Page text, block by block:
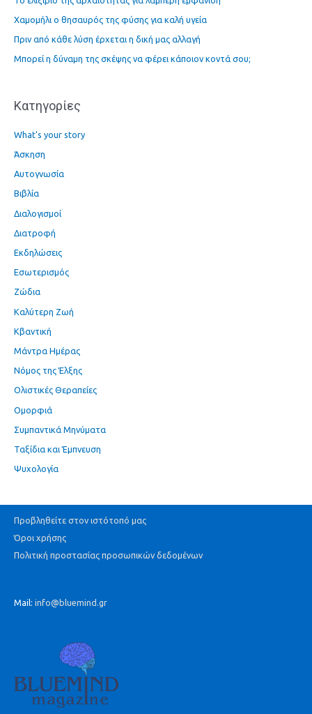
η
σ
η
γ
:
Χαμομήλι ο θησαυρός της φύσης για καλή υγεία
Πριν από κάθε λύση έρχεται η δική μας αλλαγή
Μπορεί η δύναμη της σκέψης να φέρει κάποιον κοντά σου;
Kατηγορίες
What's your story
Άσκηση
Αυτογνωσία
Βιβλία
Διαλογισμοί
Διατροφή
Εκδηλώσεις
Εσωτερισμός
Ζώδια
Καλύτερη Ζωή
Κβαντική
Μάντρα Ημέρας
Νόμος της Έλξης
Ολιστικές Θεραπείες
Ομορφιά
Συμπαντικά Μηνύματα
Ταξίδια και Έμπνευση
Ψυχολογία
Προβληθείτε στον ιστότοπό μας
Όροι χρήσης
Πολιτική προστασίας προσωπικών δεδομένων
Mail: info@bluemind.gr